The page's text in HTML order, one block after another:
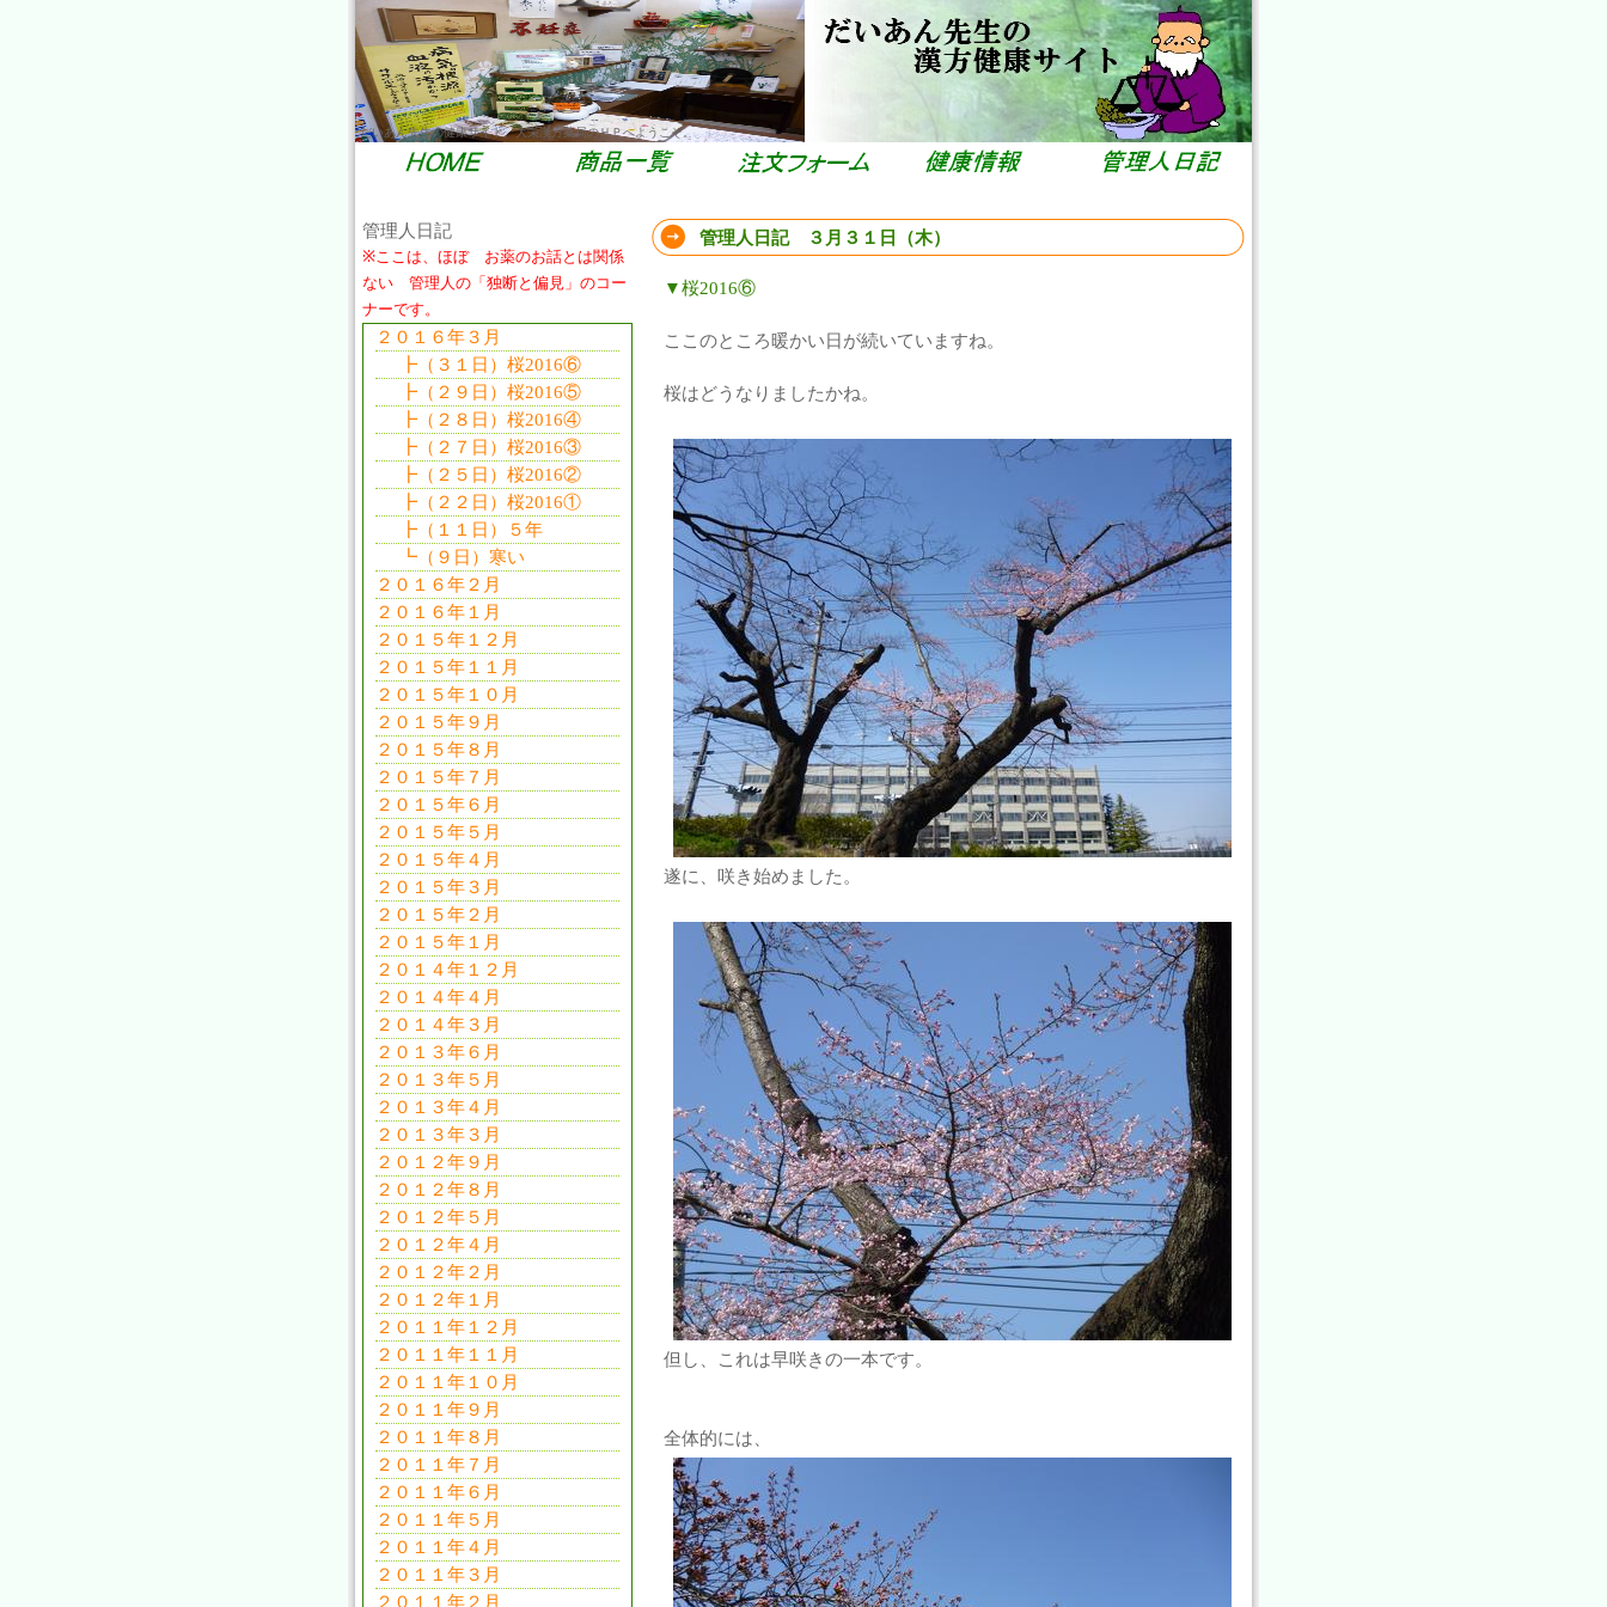
だいあん先生の健康サイト。大栄漢方薬局のＨＰへようこそ。
管理人日記 ３月３１日（木）
▼桜2016⑥
ここのところ暖かい日が続いていますね。
桜はどうなりましたかね。
遂に、咲き始めました。
但し、これは早咲きの一本です。
全体的には、
管理人日記
※ここは、ほぼ お薬のお話とは関係
ない 管理人の「独断と偏見」のコー
ナーです。
２０１６年３月
┣（３１日）桜2016⑥
┣（２９日）桜2016⑤
┣（２８日）桜2016④
┣（２７日）桜2016③
┣（２５日）桜2016②
┣（２２日）桜2016①
┣（１１日）５年
┗（９日）寒い
２０１６年２月
２０１６年１月
２０１５年１２月
２０１５年１１月
２０１５年１０月
２０１５年９月
２０１５年８月
２０１５年７月
２０１５年６月
２０１５年５月
２０１５年４月
２０１５年３月
２０１５年２月
２０１５年１月
２０１４年１２月
２０１４年４月
２０１４年３月
２０１３年６月
２０１３年５月
２０１３年４月
２０１３年３月
２０１２年９月
２０１２年８月
２０１２年５月
２０１２年４月
２０１２年２月
２０１２年１月
２０１１年１２月
２０１１年１１月
２０１１年１０月
２０１１年９月
２０１１年８月
２０１１年７月
２０１１年６月
２０１１年５月
２０１１年４月
２０１１年３月
２０１１年２月